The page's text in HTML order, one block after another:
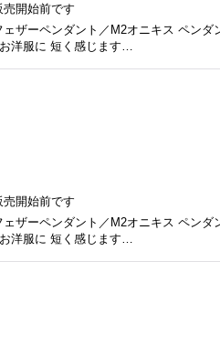
開始前です
ザーペンダント／M2オニキス ペンダ
洋服に 短く感じます…
開始前です
ザーペンダント／M2オニキス ペンダ
洋服に 短く感じます…